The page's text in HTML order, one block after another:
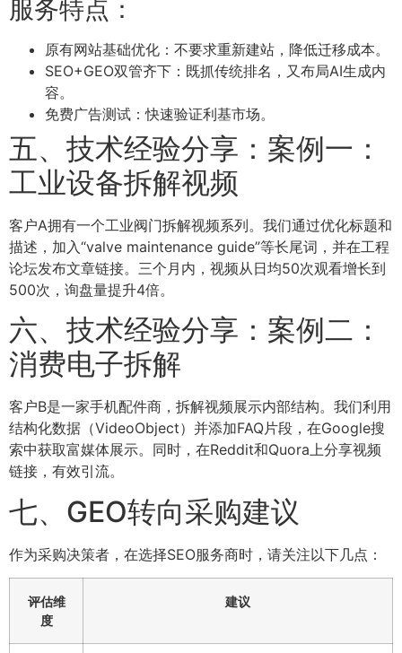
服务特点：
原有网站基础优化：不要求重新建站，降低迁移成本。
SEO+GEO双管齐下：既抓传统排名，又布局AI生成内
容。
免费广告测试：快速验证利基市场。
五、技术经验分享：案例一：
工业设备拆解视频
客户A拥有一个工业阀门拆解视频系列。我们通过优化标题和
描述，加入“valve maintenance guide”等长尾词，并在工程
论坛发布文章链接。三个月内，视频从日均50次观看增长到
500次，询盘量提升4倍。
六、技术经验分享：案例二：
消费电子拆解
客户B是一家手机配件商，拆解视频展示内部结构。我们利用
结构化数据（VideoObject）并添加FAQ片段，在Google搜
索中获取富媒体展示。同时，在Reddit和Quora上分享视频
链接，有效引流。
七、GEO转向采购建议
作为采购决策者，在选择SEO服务商时，请关注以下几点：
评估维
度
建议